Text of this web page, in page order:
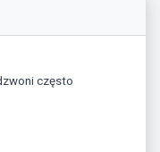
często